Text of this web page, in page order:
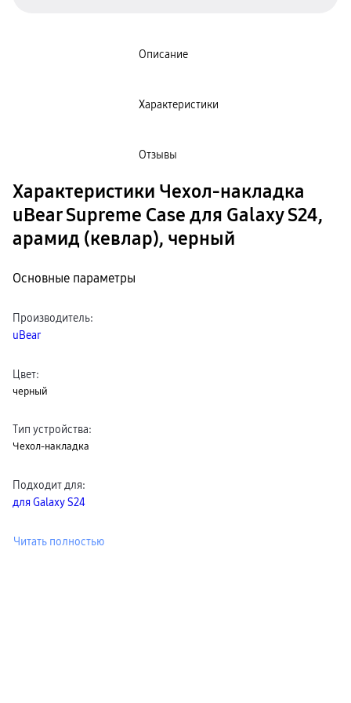
Описание
Характеристики
Отзывы
Характеристики Чехол-накладка
uBear Supreme Case для Galaxy S24,
арамид (кевлар), черный
Основные параметры
Производитель:
uBear
Цвет:
черный
Тип устройства:
Чехол-накладка
Подходит для:
для Galaxy S24
Читать полностью